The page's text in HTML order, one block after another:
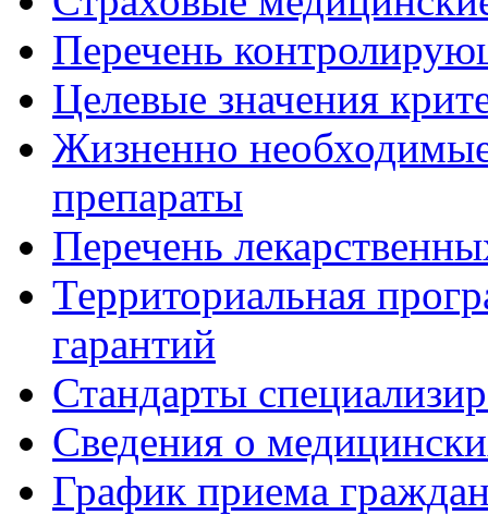
Перечень
Целевые значения
Жизненно
препараты
Перечень
Территориальная
гарантий
Стандарты
Сведения о
График приема